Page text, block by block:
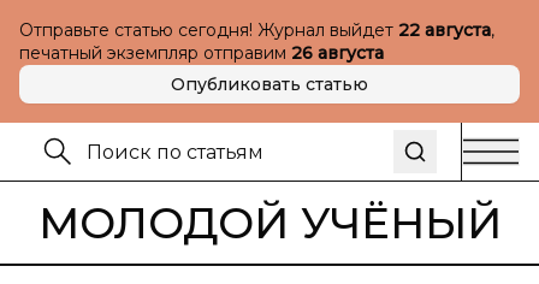
Отправьте статью сегодня! Журнал выйдет 22 августа,
печатный экземпляр отправим 26 августа
Опубликовать статью
МОЛОДОЙ УЧЁНЫЙ